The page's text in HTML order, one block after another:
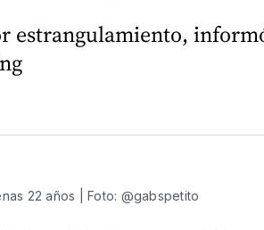
estrangulamiento,
22 años | Foto: @gabspetito